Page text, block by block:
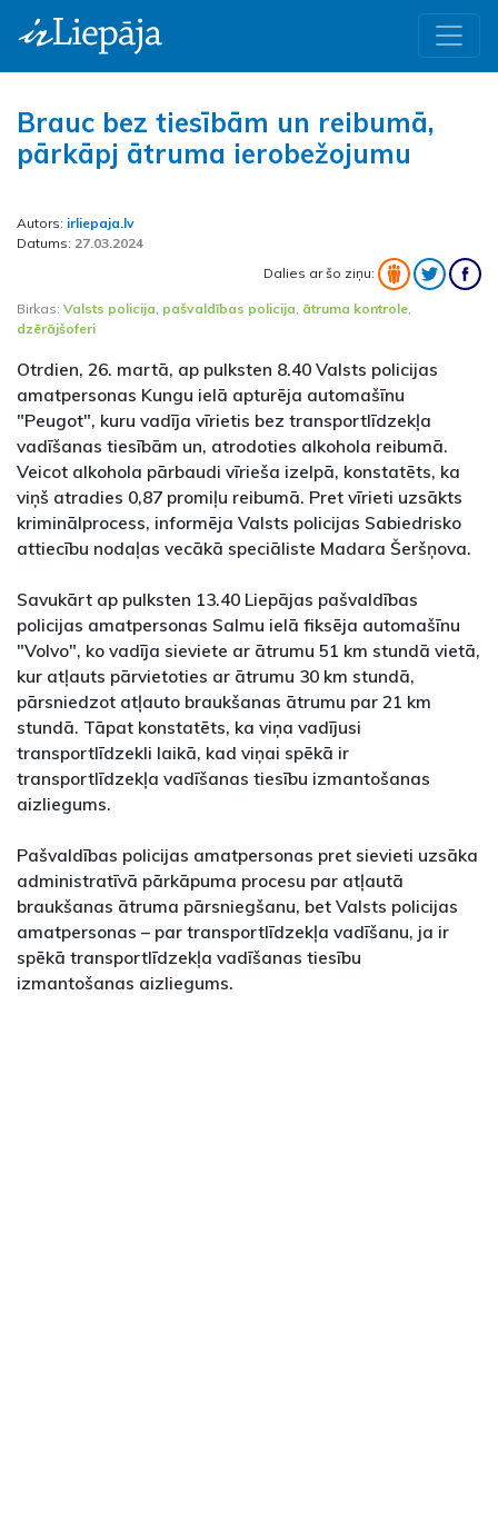
Brauc bez tiesībām un reibumā,
pārkāpj ātruma ierobežojumu
Autors: irliepaja.lv
Datums: 27.03.2024
Dalies ar šo ziņu:
Birkas: Valsts policija pašvaldības policija ātruma kontrole
dzērājšoferi
Otrdien, 26. martā, ap pulksten 8.40 Valsts policijas
amatpersonas Kungu ielā apturēja automašīnu
"Peugot", kuru vadīja vīrietis bez transportlīdzekļa
vadīšanas tiesībām un, atrodoties alkohola reibumā.
Veicot alkohola pārbaudi vīrieša izelpā, konstatēts, ka
viņš atradies 0,87 promiļu reibumā. Pret vīrieti uzsākts
kriminālprocess, informēja Valsts policijas Sabiedrisko
attiecību nodaļas vecākā speciāliste Madara Šeršņova.
Savukārt ap pulksten 13.40 Liepājas pašvaldības
policijas amatpersonas Salmu ielā fiksēja automašīnu
"Volvo", ko vadīja sieviete ar ātrumu 51 km stundā vietā,
kur atļauts pārvietoties ar ātrumu 30 km stundā,
pārsniedzot atļauto braukšanas ātrumu par 21 km
stundā. Tāpat konstatēts, ka viņa vadījusi
transportlīdzekli laikā, kad viņai spēkā ir
transportlīdzekļa vadīšanas tiesību izmantošanas
aizliegums.
Pašvaldības policijas amatpersonas pret sievieti uzsāka
administratīvā pārkāpuma procesu par atļautā
braukšanas ātruma pārsniegšanu, bet Valsts policijas
amatpersonas – par transportlīdzekļa vadīšanu, ja ir
spēkā transportlīdzekļa vadīšanas tiesību
izmantošanas aizliegums.